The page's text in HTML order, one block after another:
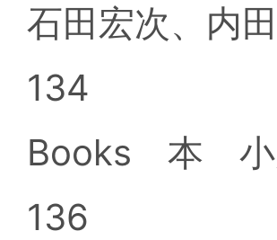
石田宏次、内
134
Books 本 小
136